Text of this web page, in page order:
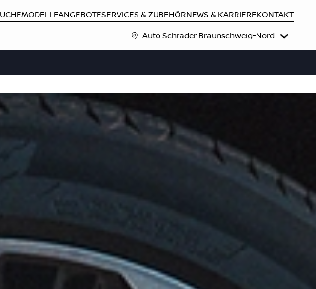
MODELLEANGEBOTESERVICES & ZUBEHÖRNEWS & KARRIEREKONTAKT
Auto Schrader Braunschweig-Nord